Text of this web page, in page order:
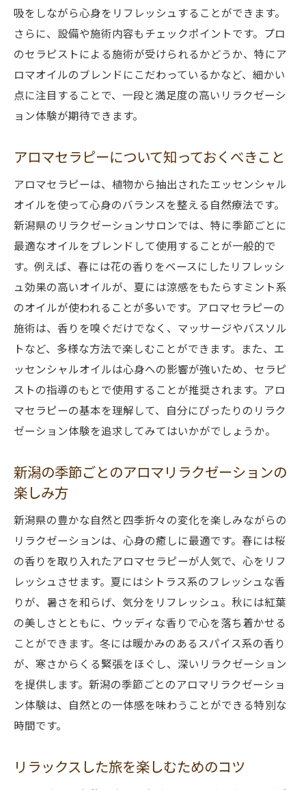
新潟の熟練セラピストが提供するサービス
セラピストによるカスタマイズアロマセッ
ション
新潟で人気のセラピスト紹介
セラピストとのコミュニケーションの取り
方
法
セラピストから学ぶアロマリラクゼーショ
ンの秘訣
心と体が癒される新潟のアロマリラクゼーショ
ン旅
新潟のリラクゼーション旅の計画方法
新潟のアロマリラクゼーション旅のメリッ
ト
リラクゼーション旅で訪れるべき新潟のス
ポット
アロマとリラクゼーションの充実した旅程
ヒント
日常のストレスを解消する新潟のリラクゼーシ
ョンスポット
新潟のリラクゼーションスポットベスト5
ストレス解消に効果的なアロマオイルの使
い方
新潟での日常のストレス解消法
リラクゼーションスポットでのリフレッシ
ュ方法
ストレスフリーな新潟のリラクゼーション
ンの秘密
アロマとリラクゼーションの基本知識
吸をしながら心身をリフレッシュすることができます。
さらに、設備や施術内容もチェックポイントです。プロ
のセラピストによる施術が受けられるかどうか、特にア
ロマオイルのブレンドにこだわっているかなど、細かい
点に注目することで、一段と満足度の高いリラクゼーシ
ョン体験が期待できます。
アロマセラピーについて知っておくべきこと
アロマセラピーは、植物から抽出されたエッセンシャル
オイルを使って心身のバランスを整える自然療法です。
新潟県のリラクゼーションサロンでは、特に季節ごとに
最適なオイルをブレンドして使用することが一般的で
す。例えば、春には花の香りをベースにしたリフレッシ
ュ効果の高いオイルが、夏には涼感をもたらすミント系
のオイルが使われることが多いです。アロマセラピーの
施術は、香りを嗅ぐだけでなく、マッサージやバスソル
トなど、多様な方法で楽しむことができます。また、エ
ッセンシャルオイルは心身への影響が強いため、セラピ
ストの指導のもとで使用することが推奨されます。アロ
マセラピーの基本を理解して、自分にぴったりのリラク
ゼーション体験を追求してみてはいかがでしょうか。
新潟の季節ごとのアロマリラクゼーションの
楽しみ方
新潟県の豊かな自然と四季折々の変化を楽しみながらの
リラクゼーションは、心身の癒しに最適です。春には桜
の香りを取り入れたアロマセラピーが人気で、心をリフ
レッシュさせます。夏にはシトラス系のフレッシュな香
りが、暑さを和らげ、気分をリフレッシュ。秋には紅葉
の美しさとともに、ウッディな香りで心を落ち着かせる
ことができます。冬には暖かみのあるスパイス系の香り
が、寒さからくる緊張をほぐし、深いリラクゼーション
を提供します。新潟の季節ごとのアロマリラクゼーショ
ン体験は、自然との一体感を味わうことができる特別な
時間です。
リラックスした旅を楽しむためのコツ